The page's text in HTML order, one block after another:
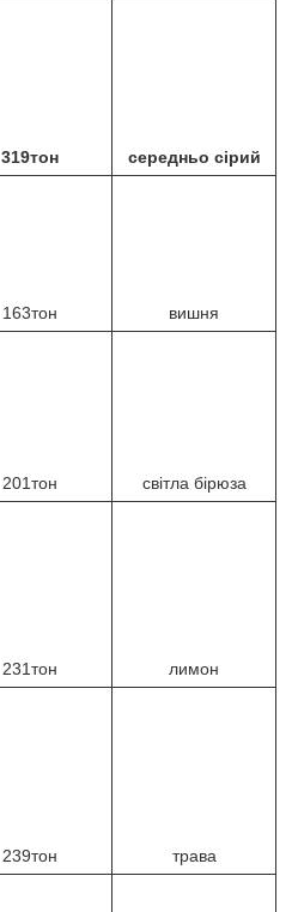
319тон середньо сірий
163тон вишня
201тон світла бірюза
231тон лимон
239тон трава